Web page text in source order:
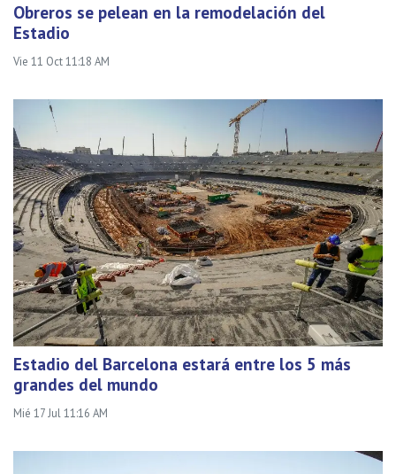
Obreros se pelean en la remodelación del
Estadio
Vie 11 Oct 11:18 AM
Estadio del Barcelona estará entre los 5 más
grandes del mundo
Mié 17 Jul 11:16 AM